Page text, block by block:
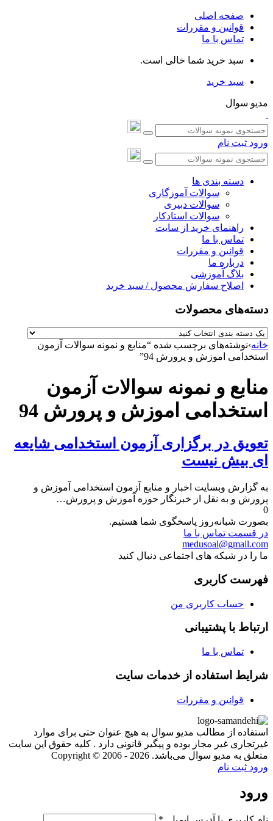
صفحه اصلی
قوانین و مقررات
تماس با ما
سبد خرید شما خالی است.
سبد خرید
مدیو سوال
ورود ثبت نام
دسته بندی ها
سوالات آموزگاری
سوالات دبیری
سوالات استادکار
راهنمای خرید از سایت
تماس با ما
قوانین و مقررات
درباره ما
بلاگ آموزشی
اصلاح سفارش محصول / سبد خرید
دسته‌های محصولات
خانه›نوشته‌های برچسب شده “منابع و نمونه سوالات آزمون
استخدامی اموزش و پرورش 94”
منابع و نمونه سوالات آزمون
استخدامی اموزش و پرورش 94
تعویق در برگزاری آزمون استخدامی شایعه
ای بیش نیست
به گزارش وبسایت اخبار و منابع آزمون استخدامی آموزش و
پرورش و به نقل از خبرنگار حوزه آموزش و پرورش…
0
بصورت شبانه‌روز پاسخگوی شما هستیم.
در قسمت تماس با ما
medusoal@gmail.com
ما را در شبکه های اجتماعی دنبال کنید
فهرست کاربری
حساب کاربری من
ارتباط با پشتیبانی
تماس با ما
شرایط استفاده از خدمات سایت
قوانین و مقررات
استفاده از مطالب مدیو سوال به هیچ عنوان حتی برای موارد
غیرتجاری غیر مجاز بوده و پیگیر قانونی دارد . کلیه حقوق این سایت
متعلق به مدیو سوال می‌باشد. Copyright © 2006 - 2026
ورود ثبت نام
ورود